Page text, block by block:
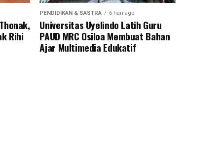
Rihi
PENDIDIKAN & SASTRA 6 hari ago
Universitas Uyelindo Latih Guru
PAUD MRC Osiloa Membuat Bahan
Ajar Multimedia Edukatif